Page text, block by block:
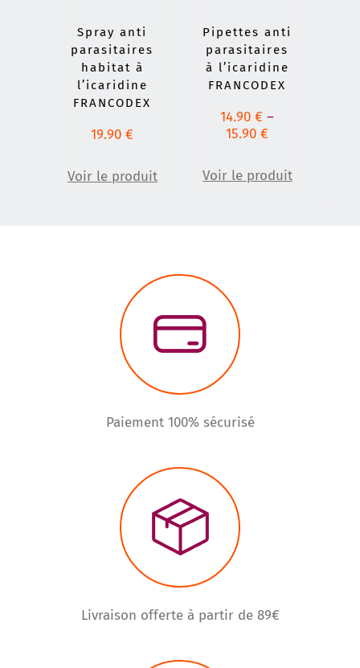
Spray anti
parasitaires
habitat à
l’icaridine
FRANCODEX
19.90€
Voir le produit
Pipettes anti
parasitaires
à l’icaridine
FRANCODEX
14.90€ –
15.90€
Voir le produit
Paiement 100% sécurisé
Livraison offerte à partir de 89€